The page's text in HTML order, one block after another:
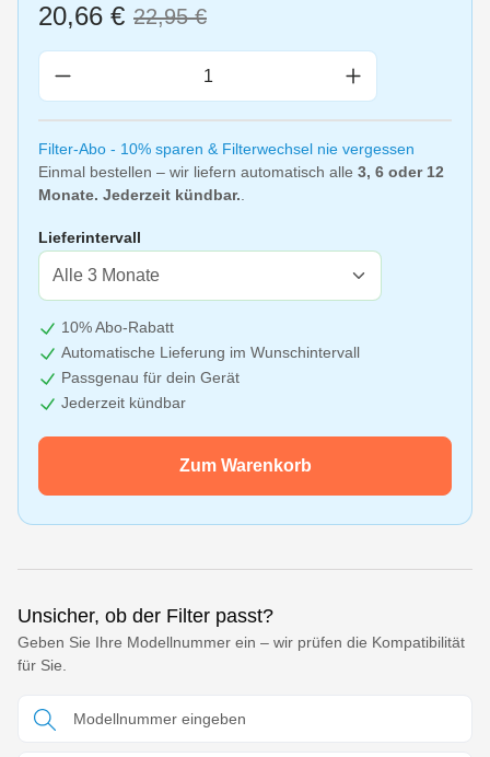
Produkt Anzahl: Gib den gewünschten
20,66 € 22,95 €
Filter-Abo - 10% sparen & Filterwechsel nie vergessen
Einmal bestellen – wir liefern automatisch alle 3, 6 oder 12
Monate. Jederzeit kündbar.
Lieferintervall
10% Abo-Rabatt
Automatische Lieferung im Wunschintervall
Passgenau für dein Gerät
Jederzeit kündbar
Zum Warenkorb
Unsicher, ob der Filter passt?
Geben Sie Ihre Modellnummer ein – wir prüfen die Kompatibilität
für Sie.